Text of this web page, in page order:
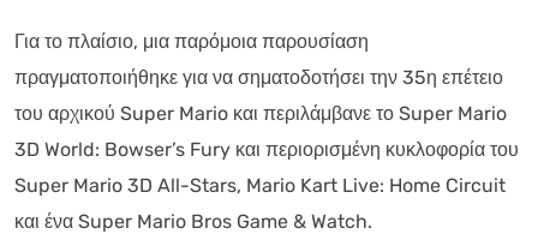
Για το πλαίσιο, μια παρόμοια παρουσίαση
πραγματοποιήθηκε για να σηματοδοτήσει την 35η επέτειο
του αρχικού Super Mario και περιλάμβανε το Super Mario
3D World: Bowser’s Fury και περιορισμένη κυκλοφορία του
Super Mario 3D All-Stars, Mario Kart Live: Home Circuit
και ένα Super Mario Bros Game & Watch.